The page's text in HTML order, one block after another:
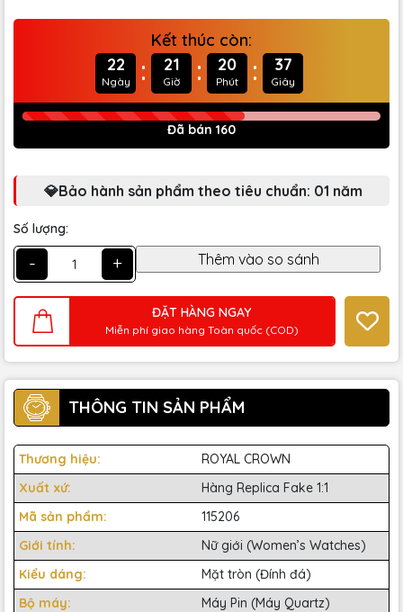
Kết thúc còn:
22
Ngày : 21
Giờ : 20
Phút : 36
Giây
Đã bán 160
💎Bảo hành sản phẩm theo tiêu chuẩn: 01 năm
Số lượng:
- +
ĐẶT HÀNG NGAY
Miễn phí giao hàng Toàn quốc (COD)
THÔNG TIN SẢN PHẨM
Thương hiệu:
ROYAL CROWN
Xuất xứ:
Hàng Replica Fake 1:1
Mã sản phẩm:
115206
Giới tính:
Nữ giới (Women’s Watches)
Kiểu dáng:
Mặt tròn (Đính đá)
Bộ máy:
Máy Pin (Máy Quartz)